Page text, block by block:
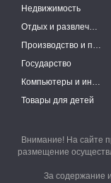
Недвижимость
Отдых и развлечения
Производство и поставки
Государство
Компьютеры и интернет
Товары для детей
Внимание! На сайте
размещение
За содержание